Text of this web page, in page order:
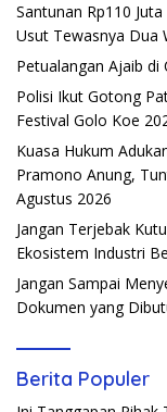
Santunan Rp110
Usut Tewasnya Dua
Petualangan Ajaib di
Polisi Ikut Gotong
Festival Golo Koe
Kuasa Hukum
Pramono Anung,
Agustus 2026
Jangan Terjebak
Ekosistem Industri
Jangan Sampai
Dokumen yang
Berita Populer